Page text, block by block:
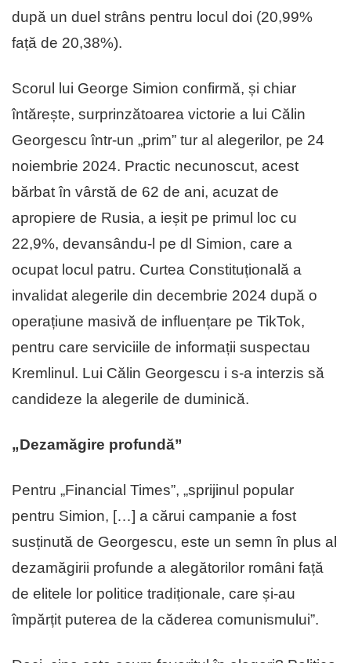
după un duel strâns pentru locul doi (20,99%
față de 20,38%).
Scorul lui George Simion confirmă, și chiar
întărește, surprinzătoarea victorie a lui Călin
Georgescu într-un „prim” tur al alegerilor, pe 24
noiembrie 2024. Practic necunoscut, acest
bărbat în vârstă de 62 de ani, acuzat de
apropiere de Rusia, a ieșit pe primul loc cu
22,9%, devansându-l pe dl Simion, care a
ocupat locul patru. Curtea Constituțională a
invalidat alegerile din decembrie 2024 după o
operațiune masivă de influențare pe TikTok,
pentru care serviciile de informații suspectau
Kremlinul. Lui Călin Georgescu i s-a interzis să
candideze la alegerile de duminică.
„Dezamăgire profundă”
Pentru „Financial Times”, „sprijinul popular
pentru Simion, […] a cărui campanie a fost
susținută de Georgescu, este un semn în plus al
dezamăgirii profunde a alegătorilor români față
de elitele lor politice tradiționale, care și-au
împărțit puterea de la căderea comunismului”.